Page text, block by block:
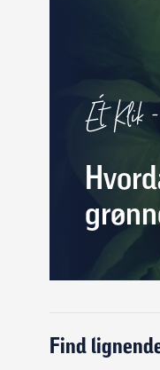
Ét Klik -
Find